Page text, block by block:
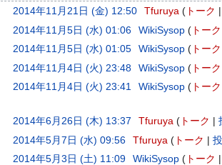
2014年11月21日 (金) 12:50 Tfuruya トーク
2014年11月5日 (水) 01:06 WikiSysop トーク
2014年11月5日 (水) 01:05 WikiSysop トーク
2014年11月4日 (火) 23:48 WikiSysop トーク
2014年11月4日 (火) 23:41 WikiSysop トーク
2014年6月26日 (木) 13:37 Tfuruya トーク
2014年5月7日 (水) 09:56 Tfuruya トーク
2014年5月3日 (土) 11:09 WikiSysop トーク